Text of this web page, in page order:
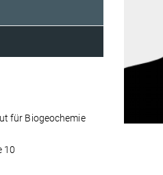
für Biogeochemie
10